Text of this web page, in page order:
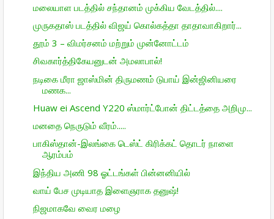
மலையாள படத்தில் சந்தானம் முக்கிய வேடத்தில்....
முருகதாஸ் படத்தில் விஜய் கொல்கத்தா தாதாவாகிறார்...
தூம் 3 – விமர்சனம் மற்றும் முன்னோட்டம்
சிவகார்த்திகேயனுடன் அமலாபால்!
நடிகை மீரா ஜாஸ்மின் திருமணம் டுபாய் இன்ஜினியரை
மணக...
Huaw ei Ascend Y220 ஸ்மார்ட்போன் திட்­டத்தை அறி­மு...
மனதை நெருடும் வீரம்.....
பாகிஸ்தான்-இலங்கை டெஸ்ட் கிரிக்கட் தொடர் நாளை
ஆரம்பம்
இந்திய அணி 98 ஓட்டங்கள் பின்னனியில்
வாய் பேச முடியாத இளைஞராக தனுஷ்!
நிஜமாகவே வைர மழை